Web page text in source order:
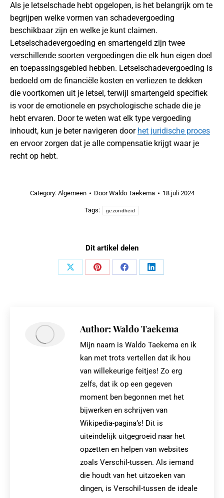
Als je letselschade hebt opgelopen, is het belangrijk om te
begrijpen welke vormen van schadevergoeding
beschikbaar zijn en welke je kunt claimen.
Letselschadevergoeding en smartengeld zijn twee
verschillende soorten vergoedingen die elk hun eigen doel
en toepassingsgebied hebben. Letselschadevergoeding is
bedoeld om de financiële kosten en verliezen te dekken
die voortkomen uit je letsel, terwijl smartengeld specifiek
is voor de emotionele en psychologische schade die je
hebt ervaren. Door te weten wat elk type vergoeding
inhoudt, kun je beter navigeren door het juridische proces
en ervoor zorgen dat je alle compensatie krijgt waar je
recht op hebt.
Category: Algemeen DoorWaldo Taekema 18 juli 2024
Tags: gezondheid
Dit artikel delen
Share
Share
Share
Share
Author: Waldo Taekema
Mijn naam is Waldo Taekema en ik
kan met trots vertellen dat ik hou
van willekeurige feitjes! Zo erg
zelfs, dat ik op een gegeven
moment ben begonnen met het
bijwerken en schrijven van
Wikipedia-pagina’s! Dit is
uiteindelijk uitgegroeid naar het
opzetten en helpen van websites
zoals Verschil-tussen. Als iemand
die houdt van het uitzoeken van
dingen, is Verschil-tussen de ideale